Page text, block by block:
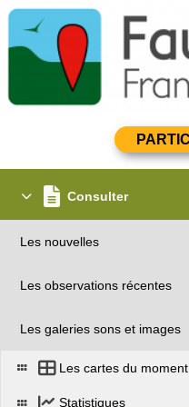
Consulter
Les nouvelles
Les observations récentes
Les galeries sons et images
Les cartes du moment
Statistiques